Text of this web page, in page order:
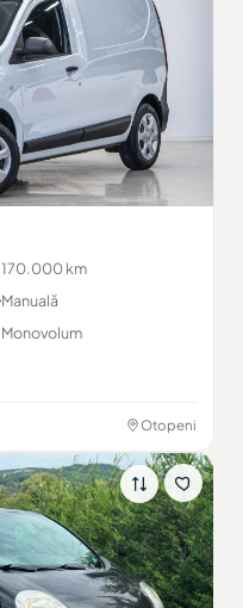
170.000 km
Manuală
Monovolum
Otopeni